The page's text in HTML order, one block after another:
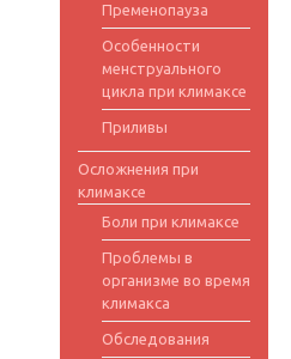
Пременопауза
Особенности
менструального
цикла при климаксе
Приливы
Осложнения при
климаксе
Боли при климаксе
Проблемы в
организме во время
климакса
Обследования